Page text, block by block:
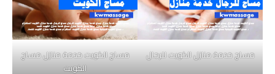
مساج خدمة منازل الكويت للرجال
مساج الكويت خدمة منازل مساج
الكويت